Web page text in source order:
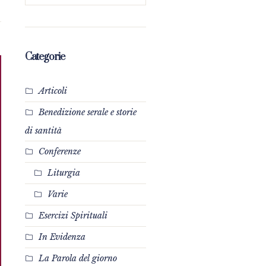
Categorie
Articoli
Benedizione serale e storie
di santità
Conferenze
Liturgia
Varie
Esercizi Spirituali
In Evidenza
La Parola del giorno